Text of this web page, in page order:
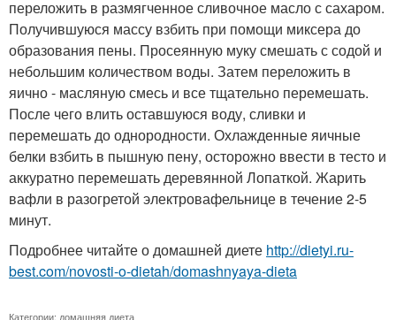
переложить в размягченное сливочное масло с сахаром.
Получившуюся массу взбить при помощи миксера до
образования пены. Просеянную муку смешать с содой и
небольшим количеством воды. Затем переложить в
яично - масляную смесь и все тщательно перемешать.
После чего влить оставшуюся воду, сливки и
перемешать до однородности. Охлажденные яичные
белки взбить в пышную пену, осторожно ввести в тесто и
аккуратно перемешать деревянной Лопаткой. Жарить
вафли в разогретой электровафельнице в течение 2-5
минут.
Подробнее читайте о домашней диете http://dietyi.ru-
best.com/novosti-o-dietah/domashnyaya-dieta
Категории: домашняя диета